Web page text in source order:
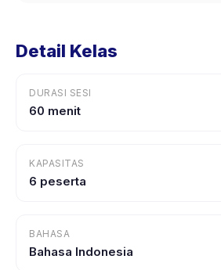
Detail Kelas
DURASI SESI
60 menit
KAPASITAS
6 peserta
BAHASA
Bahasa Indonesia